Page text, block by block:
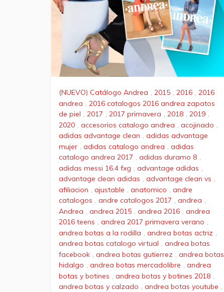
(NUEVO) Catálogo Andrea , 2015 , 2016 , 2016
andrea , 2016 catalogos 2016 andrea zapatos
de piel , 2017 , 2017 primavera , 2018 , 2019 ,
2020 , accesorios catalogo andrea , acojinado ,
adidas advantage clean , adidas advantage
mujer , adidas catalogo andrea , adidas
catalogo andrea 2017 , adidas duramo 8 ,
adidas messi 16.4 fxg , advantage adidas ,
advantage clean adidas , advantage clean vs ,
afiliacion , ajustable , anatomico , andre
catalogos , andre catalogos 2017 , andrea ,
Andrea , andrea 2015 , andrea 2016 , andrea
2016 teens , andrea 2017 primavera verano ,
andrea botas a la rodilla , andrea botas actriz ,
andrea botas catalogo virtual , andrea botas
facebook , andrea botas gutierrez , andrea botas
hidalgo , andrea botas mercadolibre , andrea
botas y botines , andrea botas y botines 2018 ,
andrea botas y calzado , andrea botas youtube ,